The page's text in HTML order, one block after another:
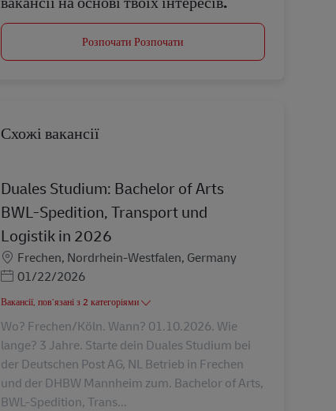
Розпочати Розпочати
Схожі вакансії
Duales Studium: Bachelor of Arts
BWL-Spedition, Transport und
Logistik in 2026
Місцезнаходження
Frechen, Nordrhein-Westfalen, Germany
Posted Date
01/22/2026
Вакансії, пов’язані з 2 категоріями
Wo? Frechen/Köln. Wann? 01.10.2026. Wie
lange? 3 Jahre. Starte dein Duales Studium bei
der Deutschen Post AG, NL Betrieb in Frechen
und der DHBW Mannheim zum. Bachelor of Arts,
BWL-Spedition, Trans...